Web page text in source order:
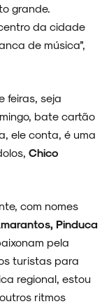
grande.
da cidade
de música”,
feiras, seja
bate cartão
ele conta, é uma
Chico
com nomes
Pinduca
pela
turistas para
regional, estou
ritmos